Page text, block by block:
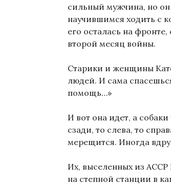
сильный мужчина, но
научившимся ходить с
его осталась на
второй месяц войны.
Старики и женщины
людей. И сама
помощь…»
И вот она идет, а
сзади, то слева, то
мерещится. Иногда
Их, выселенных из
на степной станции в